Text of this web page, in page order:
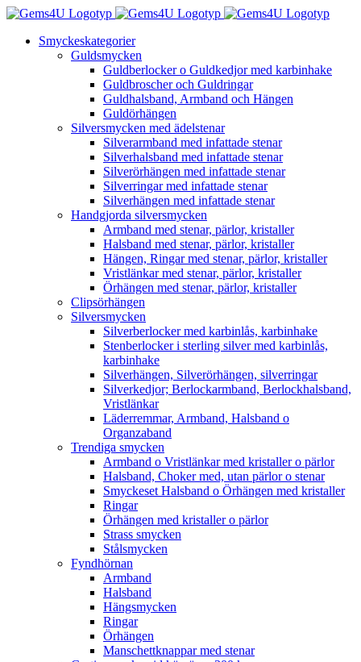
Fortsätt
innehålletSmyckeskategorier
Guldsmycken
Guldberlocker o Guldkedjor med karbinhake
Guldbroscher och Guldringar
Guldhalsband, Armband och Hängen
Guldörhängen
Silversmycken med ädelstenar
Silverarmband med infattade stenar
Silverhalsband med infattade stenar
Silverörhängen med infattade stenar
Silverringar med infattade stenar
Silverhängen med infattade stenar
Handgjorda silversmycken
Armband med stenar, pärlor, kristaller
Halsband med stenar, pärlor, kristaller
Hängen, Ringar med stenar, pärlor, kristaller
Vristlänkar med stenar, pärlor, kristaller
Örhängen med stenar, pärlor, kristaller
Clipsörhängen
Silversmycken
Silverberlocker med karbinlås, karbinhake
Stenberlocker i sterling silver med karbinlås,
karbinhake
Silverhängen, Silverörhängen, silverringar
Silverkedjor; Berlockarmband, Berlockhalsband,
Vristlänkar
Läderremmar, Armband, Halsband o
Organzaband
Trendiga smycken
Armband o Vristlänkar med kristaller o pärlor
Halsband, Choker med, utan pärlor o stenar
Smyckeset Halsband o Örhängen med kristaller
Ringar
Örhängen med kristaller o pärlor
Strass smycken
Stålsmycken
Fyndhörnan
Armband
Halsband
Hängsmycken
Ringar
Örhängen
Manschettknappar med stenar